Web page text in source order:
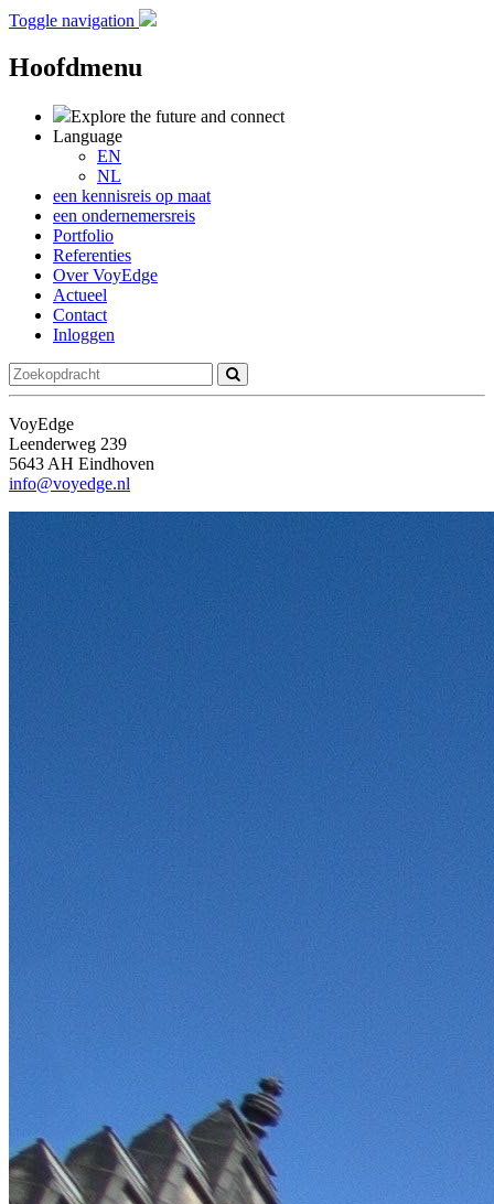
Toggle navigation
Hoofdmenu
Explore the future and connect
Language
EN
NL
een kennisreis op maat
een ondernemersreis
Portfolio
Referenties
Over VoyEdge
Actueel
Contact
Inloggen
VoyEdge
Leenderweg 239
5643 AH Eindhoven
info@voyedge.nl